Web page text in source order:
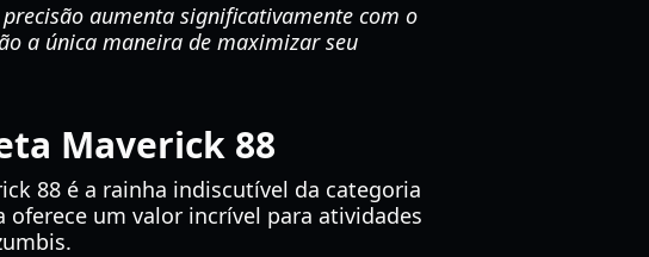
aumenta significativamente com o
a única maneira de maximizar seu
Maverick 88
88 é a rainha indiscutível da categoria
um valor incrível para atividades